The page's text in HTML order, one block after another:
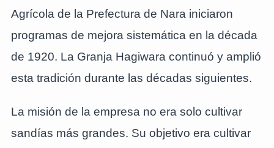
Agrícola de la Prefectura de Nara iniciaron
programas de mejora sistemática en la década
de 1920. La Granja Hagiwara continuó y amplió
esta tradición durante las décadas siguientes.
La misión de la empresa no era solo cultivar
sandías más grandes. Su objetivo era cultivar